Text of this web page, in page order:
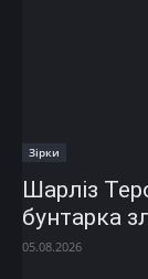
Зірки
Шарліз
бунтарка
05.08.2026